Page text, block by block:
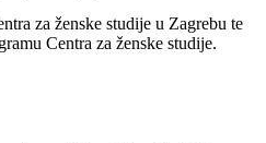
za ženske studije u Zagrebu te
Centra za ženske studije.